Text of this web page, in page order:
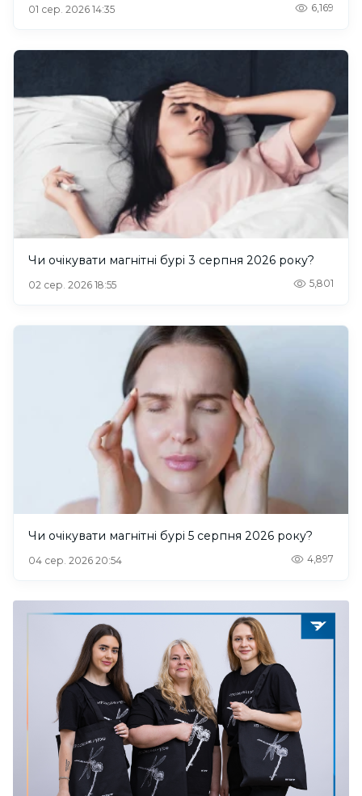
01 сер. 2026 14:35 6,169
Чи очікувати магнітні бурі 3 серпня 2026 року?
02 сер. 2026 18:55 5,801
Чи очікувати магнітні бурі 5 серпня 2026 року?
04 сер. 2026 20:54 4,897